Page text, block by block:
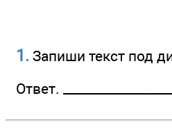
1. Запиши текст под
Ответ.